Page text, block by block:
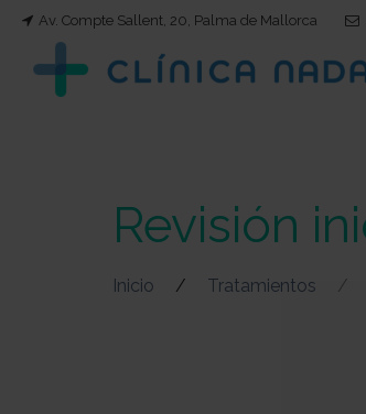
Av. Compte Sallent, 20, Palma de Mallorca
Revisión
Inicio Tratamientos